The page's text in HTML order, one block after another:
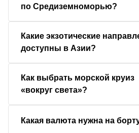
по Средиземноморью?
Какие экзотические
доступны в Азии?
Как выбрать морской круиз
«вокруг света»?
Какая валюта нужна на